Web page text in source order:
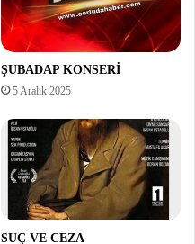
ŞUBADAP KONSERİ
5 Aralık 2025
SUÇ VE CEZA